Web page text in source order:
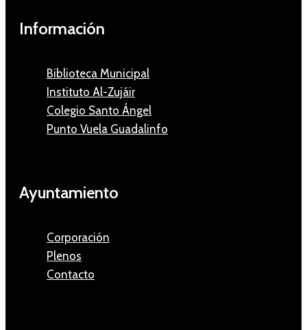
Información
Biblioteca Municipal
Instituto Al-Zujáir
Colegio Santo Ángel
Punto Vuela Guadalinfo
Ayuntamiento
Corporación
Plenos
Contacto